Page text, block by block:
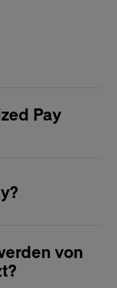
Pay
von